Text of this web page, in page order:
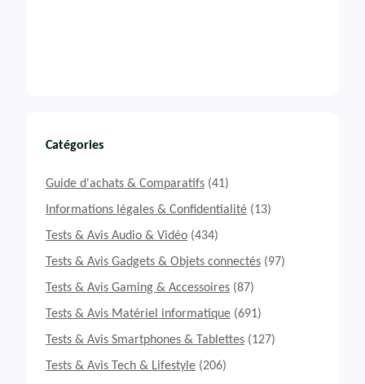
Catégories
Guide d'achats & Comparatifs (41)
Informations légales & Confidentialité (13)
Tests & Avis Audio & Vidéo (434)
Tests & Avis Gadgets & Objets connectés (97)
Tests & Avis Gaming & Accessoires (87)
Tests & Avis Matériel informatique (691)
Tests & Avis Smartphones & Tablettes (127)
Tests & Avis Tech & Lifestyle (206)